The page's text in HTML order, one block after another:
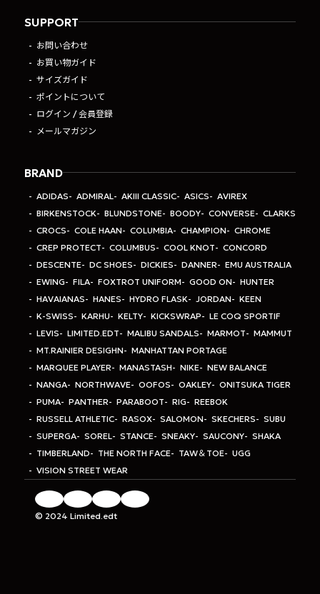
SUPPORT
お問い合わせ
お買い物ガイド
サイズガイド
ポイントについて
ログイン / 会員登録
メールマガジン
BRAND
ADIDAS ADMIRAL AKIII CLASSIC ASICS
AVIREX
BIRKENSTOCK
BLUNDSTONE BOODY CONVERSE
CLARKS
CROCS
COLE HAAN COLUMBIA CHAMPION
CHROME
CREP PROTECT
COLUMBUS COOL KNOT
CONCORD
DESCENTE
DC SHOES DICKIES DANNER
EMU AUSTRALIA
EWING
FILA FOXTROT UNIFORM GOOD ON
HUNTER
HAVAIANAS
HANES HYDRO FLASK JORDAN
KEEN
K-SWISS
KARHU KELTY KICKSWRAP
LE COQ SPORTIF
LEVIS
LIMITED.EDT MALIBU SANDALS MARMOT
MAMMUT
MT.RAINIER DESIGHN
MANHATTAN PORTAGE
MARQUEE PLAYER
MANASTASH NIKE
NEW BALANCE
NANGA
NORTHWAVE OOFOS OAKLEY
ONITSUKA TIGER
PUMA
PANTHER PARABOOT RIG
REEBOK
RUSSELL ATHLETIC
RASOX SALOMON SKECHERS
SUBU
SUPERGA
SOREL STANCE SNEAKY SAUCONY
SHAKA
TIMBERLAND
THE NORTH FACE TAW＆TOE
UGG
VISION STREET WEAR
© 2024 Limited.edt